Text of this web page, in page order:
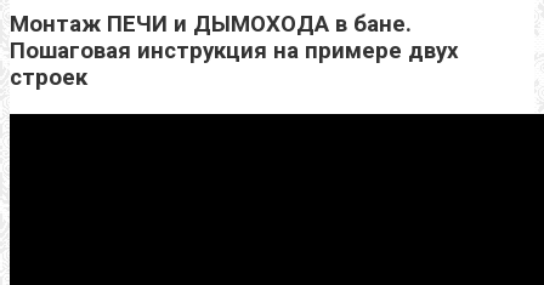
Монтаж ПЕЧИ и ДЫМОХОДА в бане.
Пошаговая инструкция на примере двух
строек